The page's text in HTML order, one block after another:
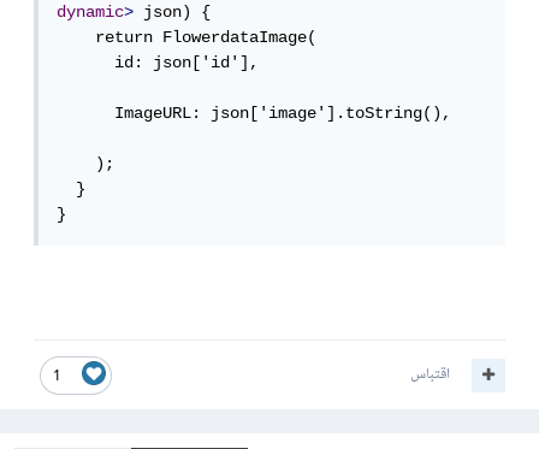
dynamic> json) {
    return FlowerdataImage(
      id: json['id'],
      ImageURL: json['image'].toString(),
    );
  }
}
1 اقتباس